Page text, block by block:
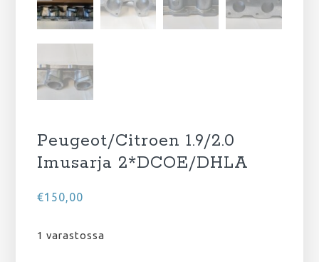
Peugeot/Citroen 1.9/2.0
Imusarja 2*DCOE/DHLA
€150,00
1 varastossa